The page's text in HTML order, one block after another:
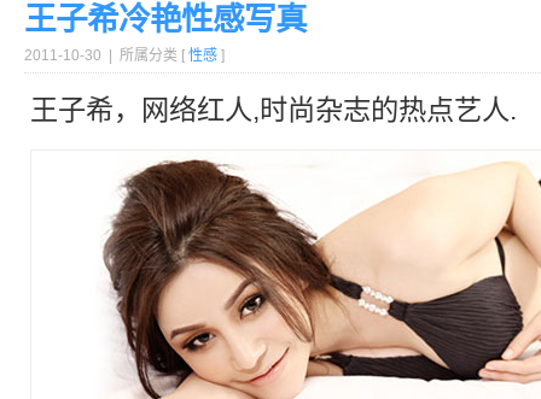
王子希冷艳性感写真
2011-10-30 | 所属分类 [ 性感 ]
王子希，网络红人,时尚杂志的热点艺人.